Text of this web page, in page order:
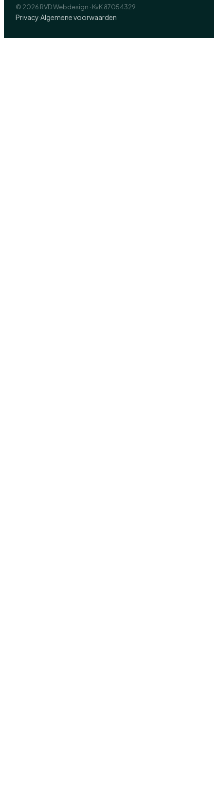
© 2026 RVD Webdesign · KvK 87054329
Privacy·Algemene voorwaarden